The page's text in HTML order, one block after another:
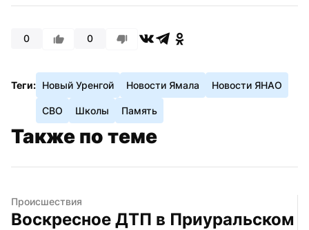
0 0
Теги: Новый Уренгой Новости Ямала Новости ЯНАО
СВО Школы Память
Также по теме
Происшествия
Воскресное ДТП в Приуральском